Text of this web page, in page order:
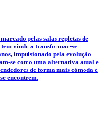
pelas salas repletas de
vindo a transformar-se
impulsionado pela evolução
se como uma alternativa atual e
de forma mais cómoda e
encontrem.